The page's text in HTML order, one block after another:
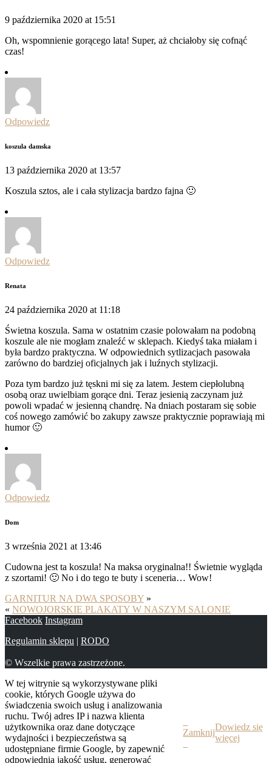
9 października 2020 at 15:51
Oh, wspomnienie gorącego lata! Super, aż chciałoby się cofnąć
czas!
Odpowiedz
koszula damska
13 października 2020 at 13:57
Koszula sztos, ale i cała stylizacja bardzo fajna 🙂
Odpowiedz
Renata
24 października 2020 at 11:18
Świetna koszula. Sama w ostatnim czasie polowałam na podobną
koszule ale nie mogłam znaleźć w sklepach. Kiedyś taka miałam i
była bardzo praktyczna. W odpowiednich sytlizacjach pasowała
zarówno do bardziej oficjalnych jak i luźnych stylizacji.
Poza tym bardzo już tęskni mi się za latem. Jestem ciepłolubną
osobą oraz uwielbiam gorące dni. Teraz jesienią zaczynam już
powoli wpadać w jesienną chandrę. Na dniach postaram się sobie
coś nowego zamówić bo zakupy zawsze praktycznie poprawiają mi
humor 🙂
Odpowiedz
Dom
3 września 2021 at 13:46
Cudowna jest ta koszula! Na maksa oryginalna!! Świetnie wygląda
z szortami! 🙂 No i do tego te buty i sceneria… Wow!
GARNITUR NA DWA SPOSOBY »
« NOWOJORSKIE PLAKATY W NASZYM SALONIE
Facebook Instagram
Regulamin sklepu | RODO
© Wszelkie prawa zastrzeżone.
W tej witrynie są wykorzystywane pliki
cookie, których Google używa do
świadczenia swoich usług i analizowania
ruchu. Twój adres IP i nazwa klienta
użytkownika oraz dane dotyczące
wydajności i bezpieczeństwa są
udostępniane firmie Google, by zapewnić
odpowiednią jakość usług, generować
Zamknij
Dowiedz się
więcej